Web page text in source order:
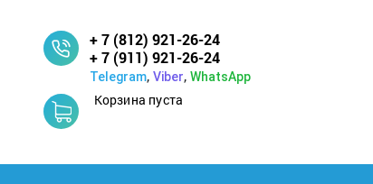
+ 7 (812) 921-26-24
+ 7 (911) 921-26-24
Telegram, Viber, WhatsApp
Корзина пуста